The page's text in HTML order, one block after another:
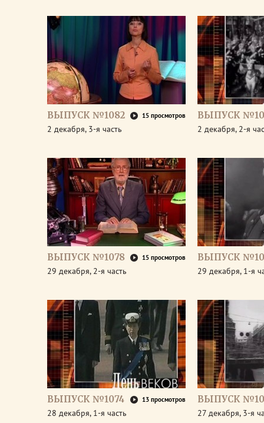
ВЫПУСК №1082 15 просмотров
2 декабря, 3-я часть
ВЫПУСК
2 декабря, 2-я
ВЫПУСК №1078 15 просмотров
29 декабря, 2-я часть
ВЫПУСК
29 декабря, 1-я
ВЫПУСК №1074 13 просмотров
28 декабря, 1-я часть
ВЫПУСК
27 декабря, 3-я